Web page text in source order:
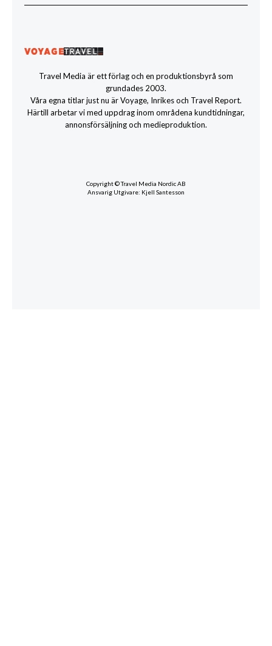
Travel Media är ett förlag och en produktionsbyrå som
grundades 2003.
Våra egna titlar just nu är Voyage, Inrikes och Travel Report.
Härtill arbetar vi med uppdrag inom områdena kundtidningar,
annonsförsäljning och medieproduktion.
Copyright © Travel Media Nordic AB
Ansvarig Utgivare: Kjell Santesson